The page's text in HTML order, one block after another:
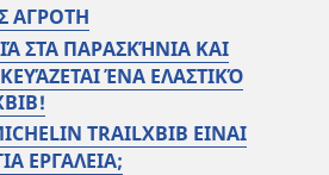
ΑΓΡΟΤΗ
ΣΤΑ ΠΑΡΑΣΚΉΝΙΑ ΚΑΙ
ΈΝΑ ΕΛΑΣΤΙΚΌ
TRAILXBIB ΕΙΝΑΙ
ΕΡΓΑΛΕΙΑ;